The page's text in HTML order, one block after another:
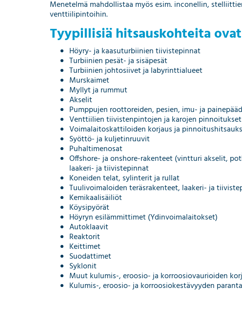
Menetelmä mahdollistaa myös esim. inconellin,
venttiilipintoihin.
Tyypillisiä hitsauskohteita
Höyry- ja kaasuturbiinien tiivistepinnat
Turbiinien pesät- ja sisäpesät
Turbiinien johtosiivet ja labyrinttialueet
Murskaimet
Myllyt ja rummut
Akselit
Pumppujen roottoreiden, pesien, imu- ja
Venttiilien tiivistenpintojen ja karojen pinnoitukset
Voimalaitoskattiloiden korjaus ja
Syöttö- ja kuljetinruuvit
Puhaltimenosat
Offshore- ja onshore-rakenteet (vintturi akselit,
laakeri- ja tiivistepinnat
Koneiden telat, sylinterit ja rullat
Tuulivoimaloiden teräsrakenteet, laakeri- ja
Kemikaalisäiliöt
Köysipyörät
Höyryn esilämmittimet (Ydinvoimalaitokset)
Autoklaavit
Reaktorit
Keittimet
Suodattimet
Syklonit
Muut kulumis-, eroosio- ja korroosiovaurioiden
Kulumis-, eroosio- ja korroosiokestävyyden